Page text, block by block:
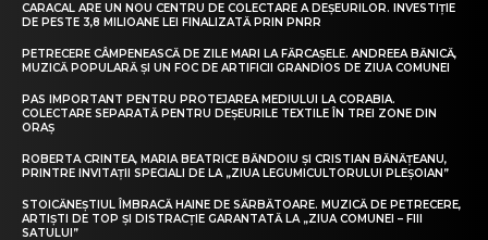
CARACAL ARE UN NOU CENTRU DE COLECTARE A DEȘEURILOR. INVESTIȚIE
DE PESTE 3,8 MILIOANE LEI FINALIZATĂ PRIN PNRR
PETRECERE CÂMPENEASCĂ DE ZILE MARI LA FĂRCAȘELE. ANDREEA BĂNICĂ,
MUZICĂ POPULARĂ ȘI UN FOC DE ARTIFICII GRANDIOS DE ZIUA COMUNEI
PAS IMPORTANT PENTRU PROTEJAREA MEDIULUI LA CORABIA.
COLECTARE SEPARATĂ PENTRU DEȘEURILE TEXTILE ÎN TREI ZONE DIN
ORAȘ
ROBERTA CRINTEA, MARIA BEATRICE BĂNDOIU ȘI CRISTIAN BĂNĂȚEANU,
PRINTRE INVITAȚII SPECIALI DE LA „ZIUA LEGUMICULTORULUI PLEȘOIAN”
STOICĂNEȘTIUL ÎMBRACĂ HAINE DE SĂRBĂTOARE. MUZICĂ DE PETRECERE,
ARTIȘTI DE TOP ȘI DISTRACȚIE GARANTATĂ LA „ZIUA COMUNEI – FIII
SATULUI”